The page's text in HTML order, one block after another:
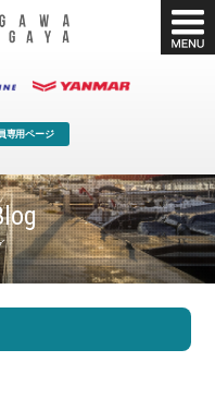
専用ページ
ボート販売